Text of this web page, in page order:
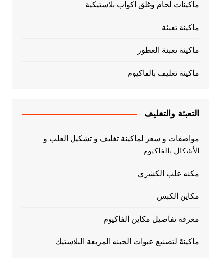
ماكينات لحام وغلق اكواب بلاستيكية
ماكينة تعبئة
ماكينة تعبئة العطور
ماكينة تغليف بالفاكيوم
التعبئة والتغليف
مواصفات و سعر لماكينة تغليف و تشكيل العلب و
الأشكال بالفاكيوم
مكنه علب الكشري
مكاين الكبس
معرفة تفاصيل مكاين الفاكيوم
ماكينهً لتصنيع عبوات الجبنه المربعة البلاستيك